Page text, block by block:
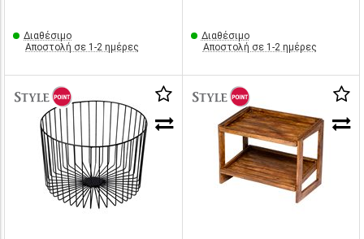
Διαθέσιμο
Αποστολή σε 1-2 ημέρες
Διαθέσιμο
Αποστολή σε 1-2 ημέρες